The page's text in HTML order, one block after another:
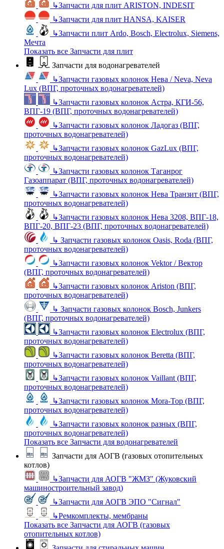
↳Запчасти для плит ARISTON, INDESIT
↳Запчасти для плит HANSA, KAISER
↳Запчасти плит Ardo, Bosch, Electrolux, Siemens,
Мечта
Показать все Запчасти для плит
Запчасти для водонагревателей
↳Запчасти газовых колонок Нева / Neva, Neva
Lux (ВПГ, проточных водонагревателей)
↳Запчасти газовых колонок Астра, КГИ-56,
ВПГ-19 (ВПГ, проточных водонагревателей)
↳Запчасти газовых колонок Ладогаз (ВПГ,
проточных водонагревателей)
↳Запчасти газовых колонок GazLux (ВПГ,
проточных водонагревателей)
↳Запчасти газовых колонок Таганрог
Газоаппарат (ВПГ, проточных водонагревателей)
↳Запчасти газовых колонок Нева Транзит (ВПГ,
проточных водонагревателей)
↳Запчасти газовых колонок Нева 3208, ВПГ-18,
ВПГ-20, ВПГ-23 (ВПГ, проточных водонагревателей)
↳ Запчасти газовых колонок Oasis, Roda (ВПГ,
проточных водонагревателей)
↳Запчасти газовых колонок Vektor / Вектор
(ВПГ, проточных водонагревателей)
↳Запчасти газовых колонок Ariston (ВПГ,
проточных водонагревателей)
↳ Запчасти газовых колонок Bosch, Junkers
(ВПГ, проточных водонагревателей)
↳Запчасти газовых колонок Electrolux (ВПГ,
проточных водонагревателей)
↳Запчасти газовых колонок Beretta (ВПГ,
проточных водонагревателей)
↳Запчасти газовых колонок Vaillant (ВПГ,
проточных водонагревателей)
↳Запчасти газовых колонок Mora-Top (ВПГ,
проточных водонагревателей)
↳Запчасти газовых колонок разных (ВПГ,
проточных водонагревателей)
Показать все Запчасти для водонагревателей
Запчасти для АОГВ (газовых отопительных
котлов)
↳Запчасти для АОГВ "ЖМЗ" (Жуковский
машиностроительный завод)
↳Запчасти для АОГВ ЭПО "Сигнал"
↳Ремкомплекты, мембраны
Показать все Запчасти для АОГВ (газовых
отопительных котлов)